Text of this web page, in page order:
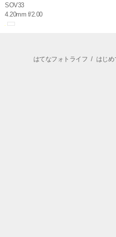
SOV33
4.20mm f/2.00
はてなフォトライフ / はじ